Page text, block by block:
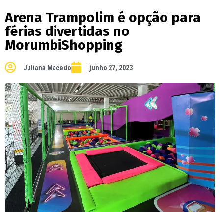
Arena Trampolim é opção para
férias divertidas no
MorumbiShopping
Juliana Macedo junho 27, 2023